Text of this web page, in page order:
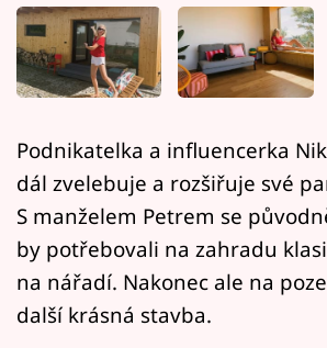
Pořady
Mámy sobě
Přihlášení
Sledujte nás
Podnikatelka a influencerka
dál zvelebuje a rozšiřuje své
S manželem Petrem se
by potřebovali na zahradu
na nářadí. Nakonec ale na
další krásná stavba.